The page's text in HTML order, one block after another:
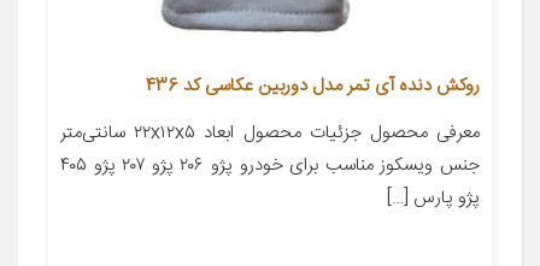
روکش دنده آی تمر مدل دوربین عکاسی کد 436
معرفی محصول جزئیات محصول ابعاد ۲۲x۱۲x۵ سانتی‌متر
جنس ویسکوز مناسب برای خودرو پژو ۲۰۶ پژو ۲۰۷ پژو ۴۰۵
پژو پارس […]